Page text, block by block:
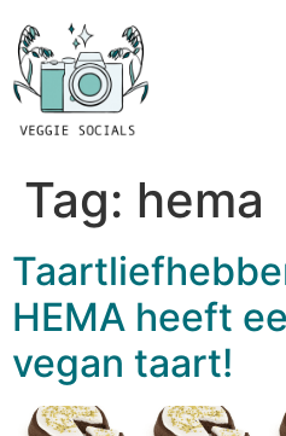
Tag: hema
HEMA heeft
vegan taart!